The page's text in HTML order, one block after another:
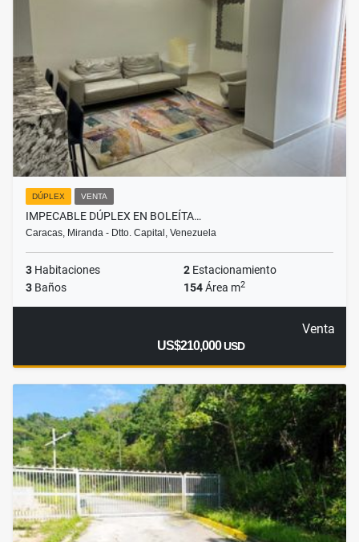
DÚPLEX VENTA
IMPECABLE DÚPLEX EN BOLEÍTA…
Caracas, Miranda - Dtto. Capital, Venezuela
3 Habitaciones 2 Estacionamiento
3 Baños 154Área m2
Venta
US$210,000USD